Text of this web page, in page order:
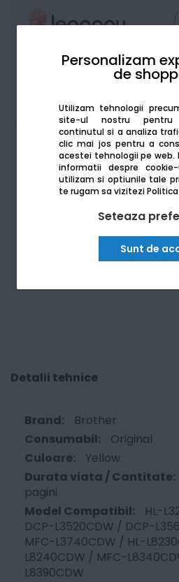
Personalizam
de
Utilizam tehnologii
site-ul nostru pentru
continutul si a analiza
clic mai jos pentru a
acestei tehnologii pe web.
informatii despre
utilizam si optiunile tale
te rugam sa vizitezi
Seteaza
Sunt de
138.17Lei / lună
Produsele sunt
achizitii publiceSEAP/
Am
Detalii tehnice
Brother
Original
Yellow
pagini
HL-
DCP-L3520CDW / DCP-
MFC-L3740CDW / HL-
L8240CDW / MFC-
L8390CDW